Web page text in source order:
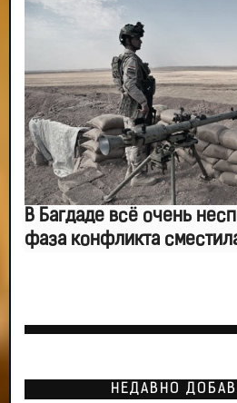
В Багдаде всё очень
фаза конфликта
НЕДАВНО